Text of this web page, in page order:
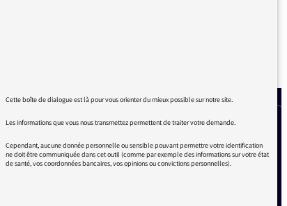
Cette boîte de dialogue est là pour vous orienter du mieux possible sur notre site.
Les informations que vous nous transmettez permettent de traiter votre demande.
Cependant, aucune donnée personnelle ou sensible pouvant permettre votre identification
ne doit être communiquée dans cet outil (comme par exemple des informations sur votre état
de santé, vos coordonnées bancaires, vos opinions ou convictions personnelles).